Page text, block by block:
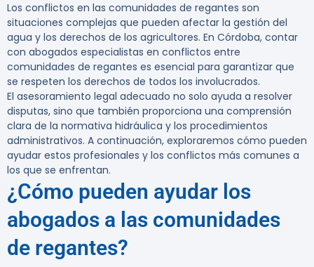
Los conflictos en las comunidades de regantes son
situaciones complejas que pueden afectar la gestión del
agua y los derechos de los agricultores. En Córdoba, contar
con abogados especialistas en conflictos entre
comunidades de regantes es esencial para garantizar que
se respeten los derechos de todos los involucrados.
El asesoramiento legal adecuado no solo ayuda a resolver
disputas, sino que también proporciona una comprensión
clara de la normativa hidráulica y los procedimientos
administrativos. A continuación, exploraremos cómo pueden
ayudar estos profesionales y los conflictos más comunes a
los que se enfrentan.
¿Cómo pueden ayudar los
abogados a las comunidades
de regantes?